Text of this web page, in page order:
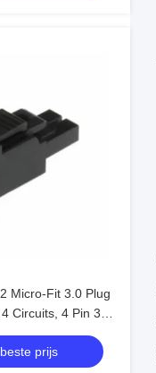
Micro-Fit 3.0 Plug
Circuits, 4 Pin 3
3102
prijs